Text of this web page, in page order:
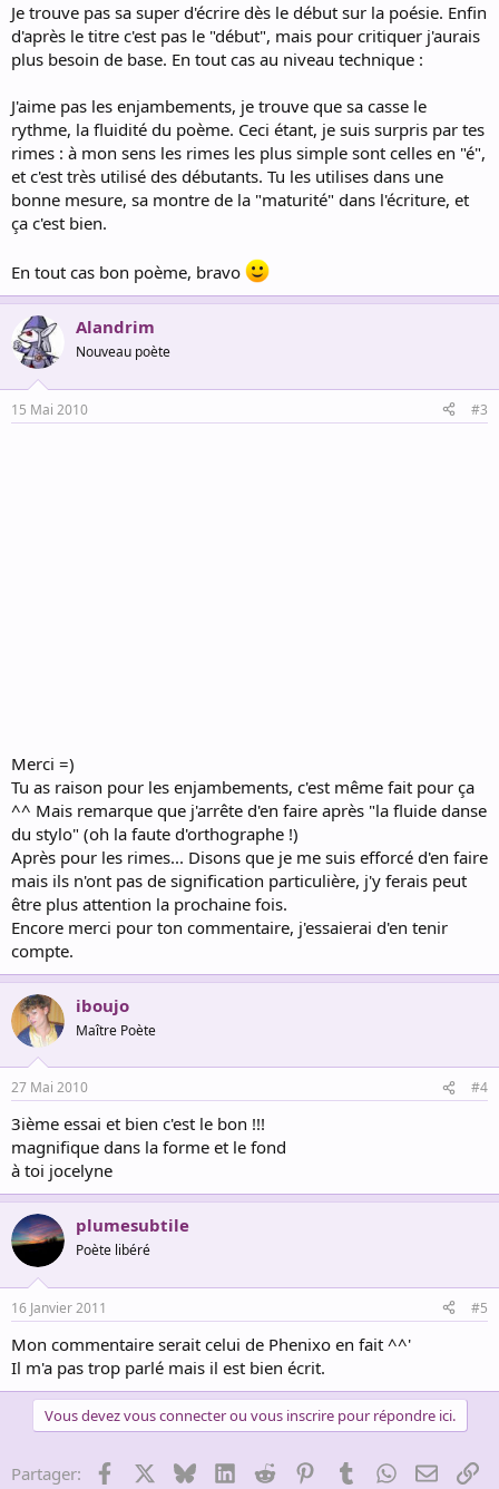
Je trouve pas sa super d'écrire dès le début sur la poésie. Enfin
d'après le titre c'est pas le "début", mais pour critiquer j'aurais
plus besoin de base. En tout cas au niveau technique :
J'aime pas les enjambements, je trouve que sa casse le
rythme, la fluidité du poème. Ceci étant, je suis surpris par tes
rimes : à mon sens les rimes les plus simple sont celles en "é",
et c'est très utilisé des débutants. Tu les utilises dans une
bonne mesure, sa montre de la "maturité" dans l'écriture, et
ça c'est bien.
En tout cas bon poème, bravo
Alandrim
Nouveau poète
15 Mai 2010 #3
Merci =)
Tu as raison pour les enjambements, c'est même fait pour ça
^^ Mais remarque que j'arrête d'en faire après "la fluide danse
du stylo" (oh la faute d'orthographe !)
Après pour les rimes... Disons que je me suis efforcé d'en faire
mais ils n'ont pas de signification particulière, j'y ferais peut
être plus attention la prochaine fois.
Encore merci pour ton commentaire, j'essaierai d'en tenir
compte.
iboujo
Maître Poète
27 Mai 2010 #4
3ième essai et bien c'est le bon !!!
magnifique dans la forme et le fond
à toi jocelyne
plumesubtile
Poète libéré
16 Janvier 2011 #5
Mon commentaire serait celui de Phenixo en fait ^^'
Il m'a pas trop parlé mais il est bien écrit.
Vous devez vous connecter ou vous inscrire pour répondre ici.
Partager: Facebook BlueskyLinkedInReddit PinterestTumblrWhatsApp
Email